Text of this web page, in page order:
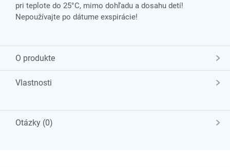
pri teplote do 25°C, mimo dohľadu a dosahu detí!
Nepoužívajte po dátume exspirácie!
O produkte
Vlastnosti
Otázky (0)